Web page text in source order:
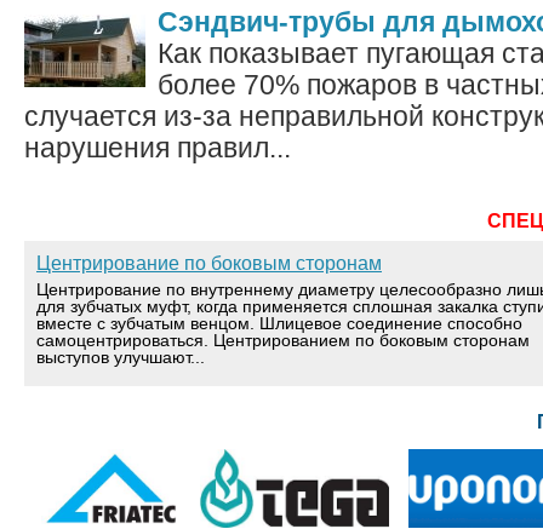
Сэндвич-трубы для
Как показывает пугающая
более 70% пожаров в
случается из-за неправильной
нарушения правил...
Центрирование по боковым сторонам
Центрирование по внутреннему диаметру целесообразно
для зубчатых муфт, когда применяется сплошная закалка
вместе с зубчатым венцом. Шлицевое соединение способно
самоцентрироваться. Центрированием по боковым сторонам
выступов улучшают...